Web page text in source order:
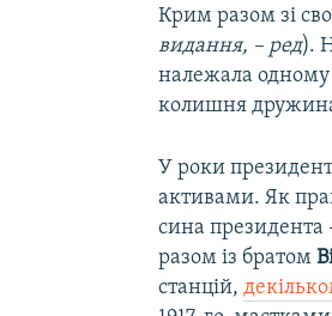
Крим разом зі
видання, – ред).
належала
колишня
У роки
активами. Як
сина президента
разом із братом
станцій,